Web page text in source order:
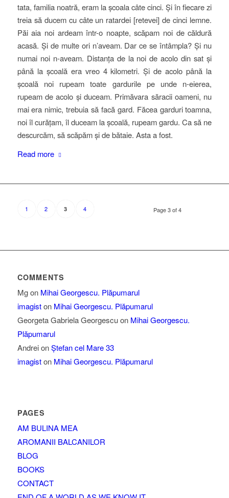
tata, familia noatră, eram la școala câte cinci. Și în fiecare zi
treia să ducem cu câte un ratardei [retevei] de cinci lemne.
Păi aia noi ardeam într-o noapte, scăpam noi de căldură
acasă. Și de multe ori n’aveam. Dar ce se întâmpla? Și nu
numai noi n-aveam. Distanța de la noi de acolo din sat și
până la școală era vreo 4 kilometri. Și de acolo până la
școală noi rupeam toate gardurile pe unde n-eierea,
rupeam de acolo și duceam. Primăvara săracii oameni, nu
mai era nimic, trebuia să facă gard. Făcea garduri toamna,
noi îl curățam, îl duceam la școală, rupeam gardu. Ca să ne
descurcăm, să scăpăm și de bătaie. Asta a fost.
Read more
Page 3 of 4
1 2 3 4
COMMENTS
Mgon Mihai Georgescu. Plăpumarul
imagiston Mihai Georgescu. Plăpumarul
Georgeta Gabriela Georgescuon Mihai Georgescu.
Plăpumarul
AndreionȘtefan cel Mare 33
imagiston Mihai Georgescu. Plăpumarul
PAGES
AM BULINA MEA
AROMANII BALCANILOR
BLOG
BOOKS
CONTACT